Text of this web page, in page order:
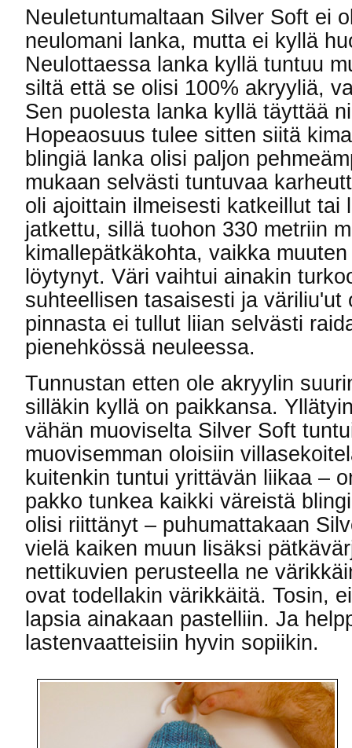
Neuletuntumaltaan Silver Soft ei
neulomani lanka, mutta ei kyllä
Neulottaessa lanka kyllä tuntuu
siltä että se olisi 100% akryyliä,
Sen puolesta lanka kyllä täyttää
Hopeaosuus tulee sitten siitä
blingiä lanka olisi paljon
mukaan selvästi tuntuvaa
oli ajoittain ilmeisesti katkeillut tai
jatkettu, sillä tuohon 330 metriin
kimallepätkäkohta, vaikka
löytynyt. Väri vaihtui ainakin
suhteellisen tasaisesti ja
pinnasta ei tullut liian selvästi
pienehkössä neuleessa.
Tunnustan etten ole akryylin
silläkin kyllä on paikkansa.
vähän muoviselta Silver Soft
muovisemman oloisiin
kuitenkin tuntui yrittävän liikaa –
pakko tunkea kaikki väreistä
olisi riittänyt – puhumattakaan
vielä kaiken muun lisäksi
nettikuvien perusteella ne
ovat todellakin värikkäitä. Tosin,
lapsia ainakaan pastelliin. Ja
lastenvaatteisiin hyvin sopiikin.